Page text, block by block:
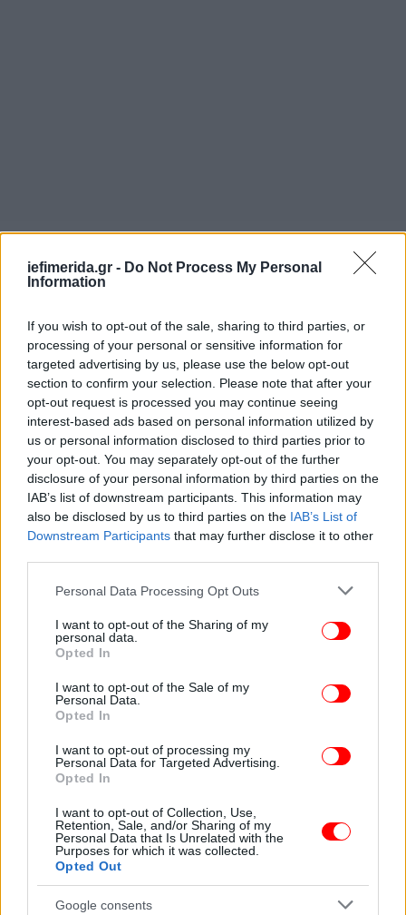
iefimerida.gr - Do Not Process My Personal
Information
If you wish to opt-out of the sale, sharing to third parties, or
processing of your personal or sensitive information for
targeted advertising by us, please use the below opt-out
section to confirm your selection. Please note that after your
opt-out request is processed you may continue seeing
interest-based ads based on personal information utilized by
us or personal information disclosed to third parties prior to
your opt-out. You may separately opt-out of the further
disclosure of your personal information by third parties on the
IAB’s list of downstream participants. This information may
also be disclosed by us to third parties on the IAB’s List of
Downstream Participants that may further disclose it to other
Please note that this website/app uses one or more Google
not limited to your visit or usage behaviour. You may click to
grant or deny consent to Google and its third-party tags to
use your data for below specified purposes in below Google
consent section.
Personal Data Processing Opt Outs
I want to opt-out of the Sharing of my
personal data.
Opted In
I want to opt-out of the Sale of my
Personal Data.
Opted In
I want to opt-out of processing my
Personal Data for Targeted Advertising.
Opted In
I want to opt-out of Collection, Use,
Retention, Sale, and/or Sharing of my
Personal Data that Is Unrelated with the
Purposes for which it was collected.
Opted Out
Google consents
Στις κατασκευές, ο Όμιλος ΓΕΚ ΤΕΡΝΑ, διαθέτει ένα
σημαντικό, ισορροπημένο και υγιές ανεκτέλεστο,
λογαριασμό τρίτων κι όχι μόνο δημόσια έργα. Το
σύνολο των έργων της ΤΕΡΝΑ, του κατασκευαστικού
βραχίονα του Ομίλου, εκτελούνται με μοναδική
αξιοπιστία, αρτιότητα και ταχύτητα, τόσο στην
Ελλάδα όσο και στο εξωτερικό, όπου η ΤΕΡΝΑ
αποτελεί τον καλύτερο πρεσβευτή του ελληνικού
τεχνικού δυναμικού.